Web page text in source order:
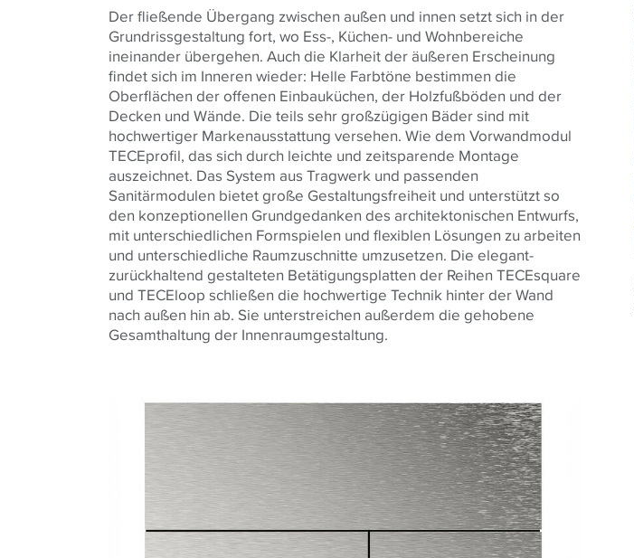
Der fließende Übergang zwischen außen und innen setzt sich in der
Grundrissgestaltung fort, wo Ess-, Küchen- und Wohnbereiche
ineinander übergehen. Auch die Klarheit der äußeren Erscheinung
findet sich im Inneren wieder: Helle Farbtöne bestimmen die
Oberflächen der offenen Einbauküchen, der Holzfußböden und der
Decken und Wände. Die teils sehr großzügigen Bäder sind mit
hochwertiger Markenausstattung versehen. Wie dem Vorwandmodul
TECEprofil, das sich durch leichte und zeitsparende Montage
auszeichnet. Das System aus Tragwerk und passenden
Sanitärmodulen bietet große Gestaltungsfreiheit und unterstützt so
den konzeptionellen Grundgedanken des architektonischen Entwurfs,
mit unterschiedlichen Formspielen und flexiblen Lösungen zu arbeiten
und unterschiedliche Raumzuschnitte umzusetzen. Die elegant-
zurückhaltend gestalteten Betätigungsplatten der Reihen TECEsquare
und TECEloop schließen die hochwertige Technik hinter der Wand
nach außen hin ab. Sie unterstreichen außerdem die gehobene
Gesamthaltung der Innenraumgestaltung.